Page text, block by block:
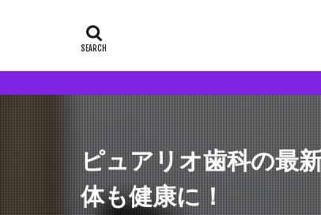
ピュアリオ歯科の最
体も健康に！